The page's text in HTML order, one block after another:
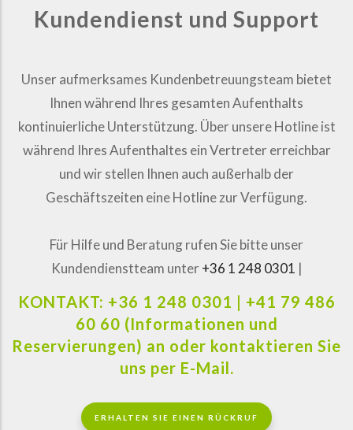
Kundendienst und Support
Unser aufmerksames Kundenbetreuungsteam bietet
Ihnen während Ihres gesamten Aufenthalts
kontinuierliche Unterstützung. Über unsere Hotline ist
während Ihres Aufenthaltes ein Vertreter erreichbar
und wir stellen Ihnen auch außerhalb der
Geschäftszeiten eine Hotline zur Verfügung.
Für Hilfe und Beratung rufen Sie bitte unser
Kundendienstteam unter+36 1 248 0301 |
KONTAKT: +36 1 248 0301 | +41 79 486
60 60 (Informationen und
Reservierungen) an oder kontaktieren Sie
uns per E-Mail.
ERHALTEN SIE EINEN RÜCKRUF